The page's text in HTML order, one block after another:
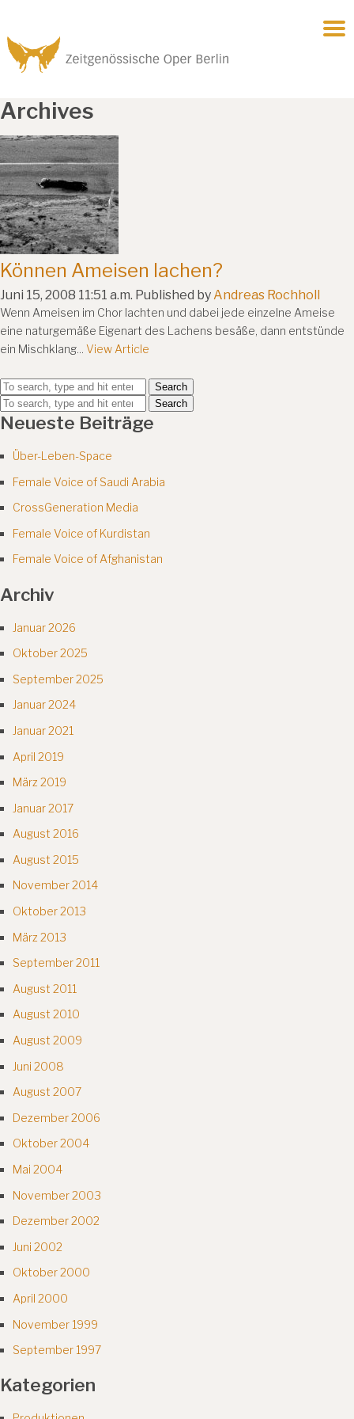
Archives
Können Ameisen lachen?
Juni 15, 2008 11:51 a.m. Published byAndreas Rochholl
Wenn Ameisen im Chor lachten und dabei jede einzelne Ameise
eine naturgemäße Eigenart des Lachens besäße, dann entstünde
ein Mischklang... View Article
Search
Search
Neueste Beiträge
Über-Leben-Space
Female Voice of Saudi Arabia
CrossGeneration Media
Female Voice of Kurdistan
Female Voice of Afghanistan
Archiv
Januar 2026
Oktober 2025
September 2025
Januar 2024
Januar 2021
April 2019
März 2019
Januar 2017
August 2016
August 2015
November 2014
Oktober 2013
März 2013
September 2011
August 2011
August 2010
August 2009
Juni 2008
August 2007
Dezember 2006
Oktober 2004
Mai 2004
November 2003
Dezember 2002
Juni 2002
Oktober 2000
April 2000
November 1999
September 1997
Kategorien